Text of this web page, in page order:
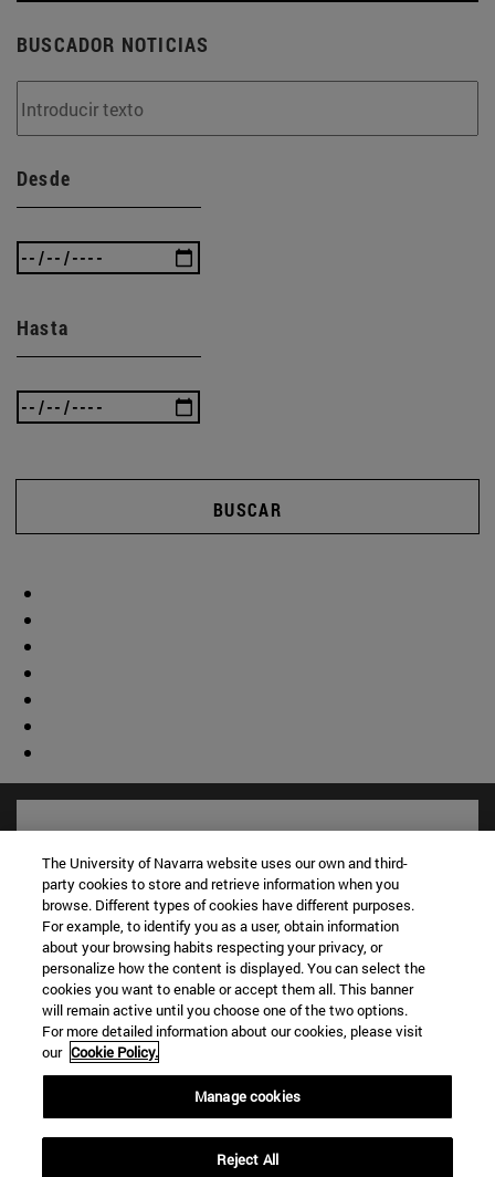
BUSCADOR NOTICIAS
Desde
Hasta
BUSCAR
Accesos directos
Biblioteca(abre en nueva ventana)
(abre en nueva ventana)
Aula virtual ADI(abre en nueva ventana)
Búsqueda de personas(abre en nueva ventana)
Trabaja con nosotros(abre en nueva ventana)
The University of Navarra website uses our own and third-
party cookies to store and retrieve information when you
browse. Different types of cookies have different purposes.
For example, to identify you as a user, obtain information
about your browsing habits respecting your privacy, or
personalize how the content is displayed. You can select the
cookies you want to enable or accept them all. This banner
will remain active until you choose one of the two options.
For more detailed information about our cookies, please visit
our Cookie Policy.
Manage cookies
Reject All